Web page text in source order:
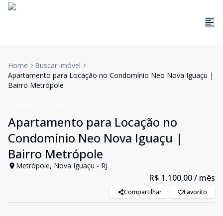
Home
Buscar imóvel
Apartamento para Locação no Condomínio Neo Nova Iguaçu |
Bairro Metrópole
Apartamento para Locação no
Condomínio Neo Nova Iguaçu |
Bairro Metrópole
Metrópole, Nova Iguaçu - RJ
R$ 1.100,00/ mês
Compartilhar Favorito